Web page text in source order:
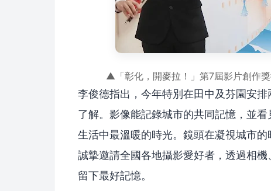
▲「彰化，開麥拉！」第7屆影片創作
李俊德指出，今年特別在田中及芬園安
了解。影像能記錄城市的共同記憶，並
生活中最溫暖的時光。鏡頭在凝視城市
誠摯邀請全國各地攝影愛好者，透過相
留下最好記憶。